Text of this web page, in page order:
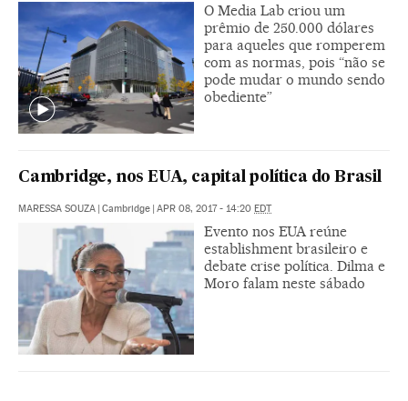
O Media Lab criou um
prêmio de 250.000 dólares
para aqueles que romperem
com as normas, pois “não se
pode mudar o mundo sendo
obediente”
Cambridge, nos EUA, capital política do Brasil
MARESSA SOUZA | Cambridge | APR 08, 2017 - 14:20 EDT
Evento nos EUA reúne
establishment brasileiro e
debate crise política. Dilma e
Moro falam neste sábado